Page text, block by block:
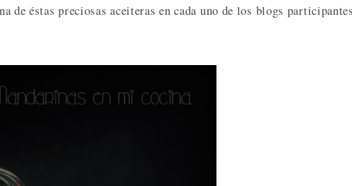
de éstas preciosas aceiteras en cada uno de los blogs